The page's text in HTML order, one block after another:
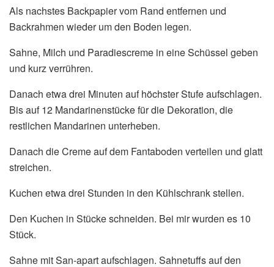
Als nachstes Backpapier vom Rand entfernen und
Backrahmen wieder um den Boden legen.
Sahne, Milch und Paradiescreme in eine Schüssel geben
und kurz verrühren.
Danach etwa drei Minuten auf höchster Stufe aufschlagen.
Bis auf 12 Mandarinenstücke für die Dekoration, die
restlichen Mandarinen unterheben.
Danach die Creme auf dem Fantaboden verteilen und glatt
streichen.
Kuchen etwa drei Stunden in den Kühlschrank stellen.
Den Kuchen in Stücke schneiden. Bei mir wurden es 10
Stück.
Sahne mit San-apart aufschlagen. Sahnetuffs auf den